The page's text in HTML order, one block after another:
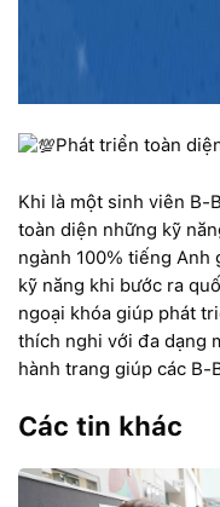
Phát triển toàn
Khi là một sinh viên B-
toàn diện những kỹ
ngành 100% tiếng
kỹ năng khi bước ra
ngoại khóa giúp phát
thích nghi với đa dạng
hành trang giúp các B-
Các tin khác